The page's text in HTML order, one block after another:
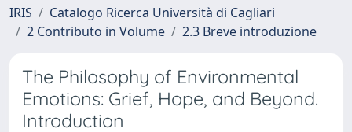
IRIS
Catalogo Ricerca Università di Cagliari
2 Contributo in Volume
2.3 Breve introduzione
The Philosophy of Environmental
Emotions: Grief, Hope, and Beyond.
Introduction